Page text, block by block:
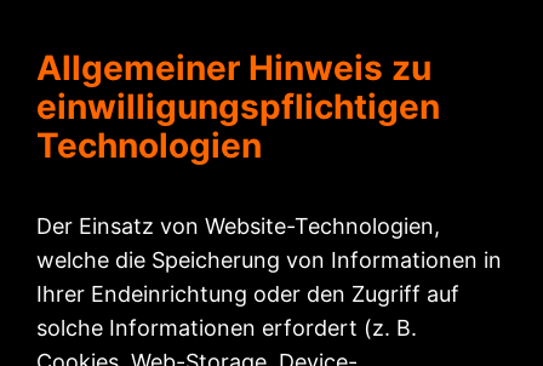
Allgemeiner Hinweis zu
einwilligungspflichtigen
Technologien
Der Einsatz von Website-Technologien,
welche die Speicherung von Informationen in
Ihrer Endeinrichtung oder den Zugriff auf
solche Informationen erfordert (z. B.